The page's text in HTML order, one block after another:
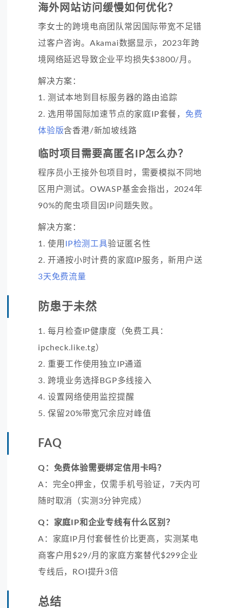
海外网站访问缓慢如何优化？
李女士的跨境电商团队常因国际带宽不足错
过客户咨询。Akamai数据显示，2023年跨
境网络延迟导致企业平均损失$3800/月。
解决方案：
1. 测试本地到目标服务器的路由追踪
2. 选用带国际加速节点的家庭IP套餐， 免费
体验版含香港/新加坡线路
临时项目需要高匿名IP怎么办？
程序员小王接外包项目时，需要模拟不同地
区用户测试。OWASP基金会指出，2024年
90%的爬虫项目因IP问题失败。
解决方案：
1. 使用
IP检测工具验证匿名性
2. 开通按小时计费的家庭IP服务，新用户送
3天免费流量
防患于未然
1. 每月检查IP健康度（免费工具：
ipcheck.like.tg）
2. 重要工作使用独立IP通道
3. 跨境业务选择BGP多线接入
4. 设置网络使用监控提醒
5. 保留20%带宽冗余应对峰值
FAQ
Q：免费体验需要绑定信用卡吗？
A：完全0押金，仅需手机号验证，7天内可
随时取消（实测3分钟完成）
Q：家庭IP和企业专线有什么区别？
A：家庭IP月付套餐性价比更高，实测某电
商客户用$29/月的家庭方案替代$299企业
专线后，ROI提升3倍
总结